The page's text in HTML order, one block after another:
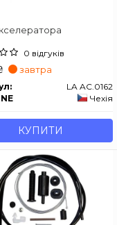
0 відгуків
завтра
LA AC.0162
Чехія
КУПИТИ